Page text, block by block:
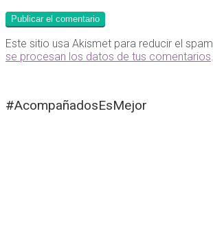
Este sitio usa Akismet para reducir el spam.
se procesan los datos de tus comentarios
#AcompañadosEsMejor